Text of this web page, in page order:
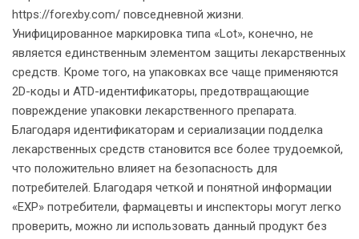
https://forexby.com/ повседневной жизни.
Унифицированное маркировка типа «Lot», конечно, не
является единственным элементом защиты лекарственных
средств. Кроме того, на упаковках все чаще применяются
2D-коды и ATD-идентификаторы, предотвращающие
повреждение упаковки лекарственного препарата.
Благодаря идентификаторам и сериализации подделка
лекарственных средств становится все более трудоемкой,
что положительно влияет на безопасность для
потребителей. Благодаря четкой и понятной информации
«EXP» потребители, фармацевты и инспекторы могут легко
проверить, можно ли использовать данный продукт без